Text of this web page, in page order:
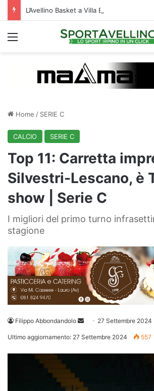
Menu
Home / SERIE C
CALCIO SERIE C
Top 11: Carretta
Silvestri-Lescano, è
show | Serie C
I migliori del primo turno
stagione
Filippo Abbondandolo
Invia 27 Settembre 2024
Ultimo aggiornamento: 27 Settembre 2024 557